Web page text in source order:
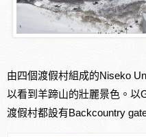
由四個渡假村組成的Niseko
以看到羊蹄山的壯麗景色。以
渡假村都設有Backcountry